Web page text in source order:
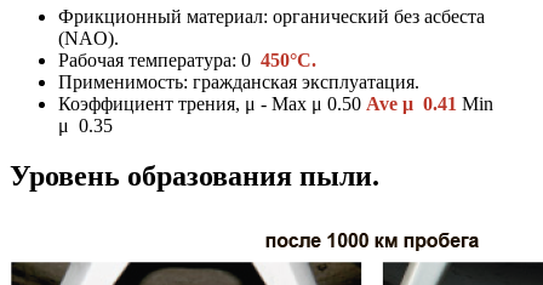
Фрикционный материал: органический без асбеста
(NAO).
Рабочая температура: 0 450°C.
Применимость: гражданская эксплуатация.
Коэффициент трения, μ - Max μ 0.50 Ave μ 0.41 Min
μ 0.35
Уровень образования пыли.